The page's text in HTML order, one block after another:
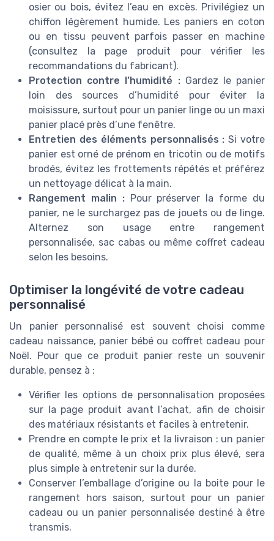
osier ou bois, évitez l’eau en excès. Privilégiez un
chiffon légèrement humide. Les paniers en coton
ou en tissu peuvent parfois passer en machine
(consultez la page produit pour vérifier les
recommandations du fabricant).
Protection contre l’humidité :Gardez le panier
loin des sources d’humidité pour éviter la
moisissure, surtout pour un panier linge ou un maxi
panier placé près d’une fenêtre.
Entretien des éléments personnalisés : Si votre
panier est orné de prénom en tricotin ou de motifs
brodés, évitez les frottements répétés et préférez
un nettoyage délicat à la main.
Rangement malin :Pour préserver la forme du
panier, ne le surchargez pas de jouets ou de linge.
Alternez son usage entre rangement
personnalisée, sac cabas ou même coffret cadeau
selon les besoins.
Optimiser la longévité de votre cadeau
personnalisé
Un panier personnalisé est souvent choisi comme
cadeau naissance, panier bébé ou coffret cadeau pour
Noël. Pour que ce produit panier reste un souvenir
durable, pensez à :
Vérifier les options de personnalisation proposées
sur la page produit avant l’achat, afin de choisir
des matériaux résistants et faciles à entretenir.
Prendre en compte le prix et la livraison : un panier
de qualité, même à un choix prix plus élevé, sera
plus simple à entretenir sur la durée.
Conserver l’emballage d’origine ou la boite pour le
rangement hors saison, surtout pour un panier
cadeau ou un panier personnalisée destiné à être
transmis.